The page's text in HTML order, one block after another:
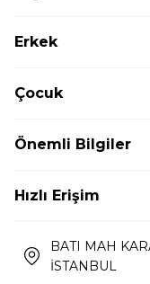
Erkek
Çocuk
Önemli Bilgiler
Hızlı Erişim
BATI MAH
İSTANBUL